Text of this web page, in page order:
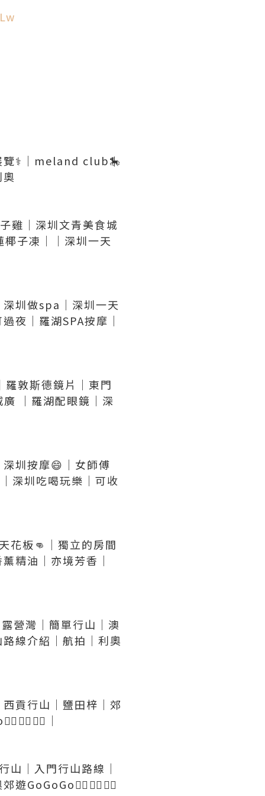
覽⚕️｜meland club🎠
雞｜深圳文青美食城
子凍｜｜深圳一天
圳做spa｜深圳一天
夜｜羅湖SPA按摩｜
敦斯德鏡片｜東門
｜羅湖配眼鏡｜深
圳按摩😄｜女師傅
深圳吃喝玩樂｜可收
花板👊｜獨立的房間
精油｜亦境芳香｜
營灣｜簡單行山｜澳
線介紹｜航拍｜利奧
貢行山｜鹽田梓｜郊
山｜入門行山路線｜
GoGoGo🏃‍♂️🏃‍♂️🏃‍♂️